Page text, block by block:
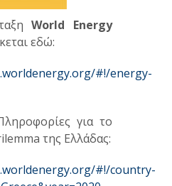
World Energy
εδώ:
#!/energy-
για το
της Ελλάδας:
#!/country-